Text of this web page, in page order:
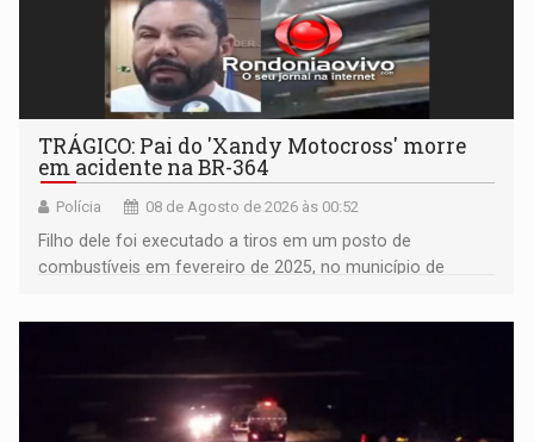
TRÁGICO: Pai do 'Xandy Motocross' morre
em acidente na BR-364
Polícia 08 de Agosto de 2026 às 00:52
Filho dele foi executado a tiros em um posto de
combustíveis em fevereiro de 2025, no município de